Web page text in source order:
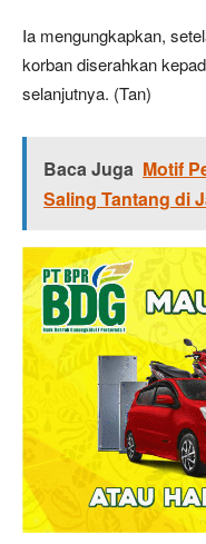
Ia mengungkapkan,
korban diserahkan
selanjutnya. (Tan)
Baca Juga Motif
Saling Tantang di